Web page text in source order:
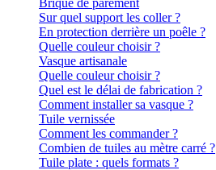
Sur quel support les coller ?
En protection derrière un poêle ?
Quelle couleur choisir ?
Vasque artisanale
Quelle couleur choisir ?
Quel est le délai de fabrication ?
Comment installer sa vasque ?
Tuile vernissée
Comment les commander ?
Combien de tuiles au mètre carré ?
Tuile plate : quels formats ?